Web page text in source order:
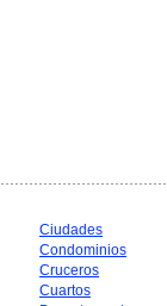
Ciudades
Condominios
Cruceros
Cuartos